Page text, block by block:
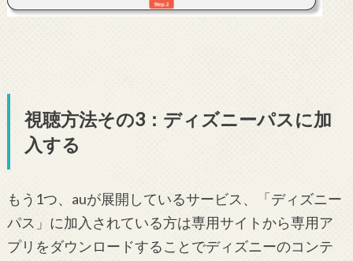
視聴方法その3：ディズニーパスに加
入する
もう1つ、auが展開しているサービス、「ディズニー
パス」に加入されている方は専用サイトから専用ア
プリをダウンロードすることでディズニーのコンテ